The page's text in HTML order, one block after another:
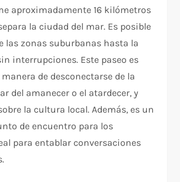
aproximadamente 16 kilómetros
la ciudad del mar. Es posible
las zonas suburbanas hasta la
interrupciones. Este paseo es
de desconectarse de la
del amanecer o el atardecer, y
la cultura local. Además, es un
de encuentro para los
para entablar conversaciones